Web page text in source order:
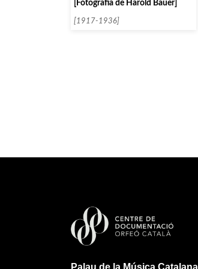
[Fotografia de Harold Bauer]
[1917-1936]
Palau de la Música Catalana